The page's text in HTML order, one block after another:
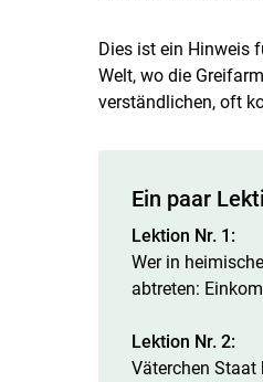
Dies ist ein Hinweis
Welt, wo die
verständlichen, oft
Ein paar
Lektion Nr. 1:
Wer in
abtreten:
Lektion Nr. 2:
Väterchen Staat